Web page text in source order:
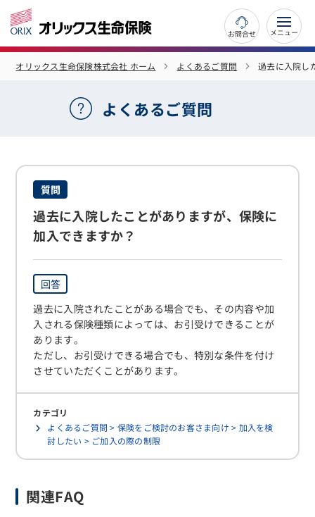
お問合せ
オリックス生命保険株式会社 ホーム よくあるご質問 過去に入院し
よくあるご質問
質問
過去に入院したことがありますが、保険に
加入できますか？
回答
過去に入院されたことがある場合でも、その内容や加
入される保険種類によっては、お引受けできることが
あります。
ただし、お引受けできる場合でも、特別な条件を付け
させていただくことがあります。
カテゴリ
よくあるご質問 > 保険をご検討のお客さま向け > 加入を検
討したい > ご加入の際の制限
関連FAQ